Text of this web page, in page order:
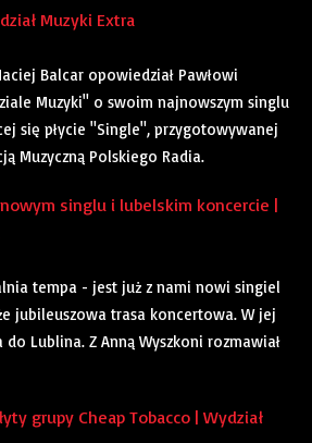
Muzyki Extra
Balcar opowiedział Pawłowi
Muzyki" o swoim najnowszym singlu
się płycie "Single", przygotowywanej
Muzyczną Polskiego Radia.
singlu i lubelskim koncercie |
tempa - jest już z nami nowi singiel
jubileuszowa trasa koncertowa. W jej
Lublina. Z Anną Wyszkoni rozmawiał
grupy Cheap Tobacco | Wydział